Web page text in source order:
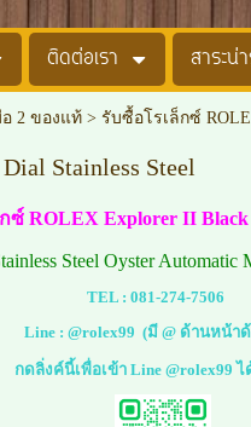
ติดต่อเรา สาระน่
2 ของแท้> รับซื้อโรเล็กซ์
Stainless Steel
ซ์ ROLEX Explorer II Black
Steel Oyster Automatic
TEL : 081-274-7506
Line :@rolex99 (มี @ ด้านหน้า
กดลิ่งค์นี้เพื่อเข้า Line @rolex99 ไ